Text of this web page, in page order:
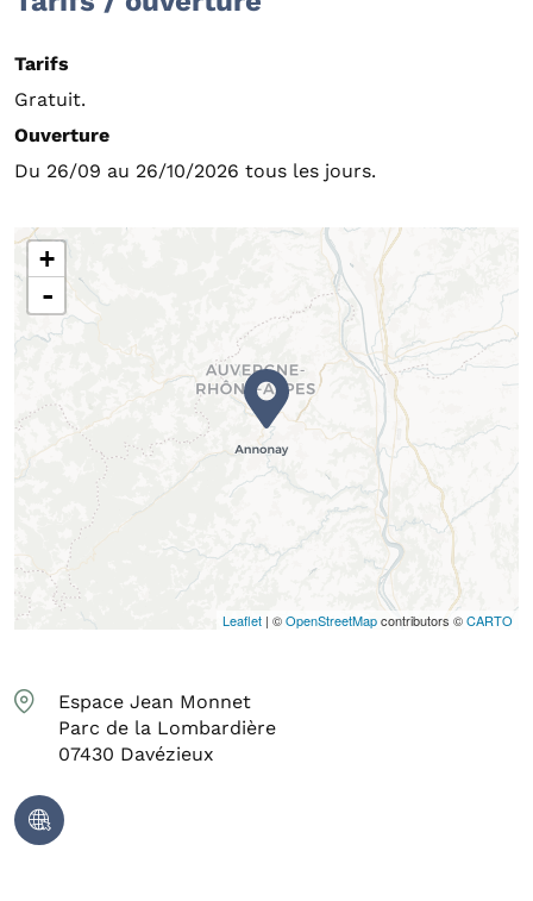
Tarifs
Gratuit.
Ouverture
Du 26/09 au 26/10/2026 tous les jours.
+
-
Leaflet | ©OpenStreetMapcontributors ©CARTO
Espace Jean Monnet
Parc de la Lombardière
07430 Davézieux